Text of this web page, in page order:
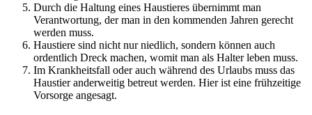
Durch die Haltung eines Haustieres übernimmt man
Verantwortung, der man in den kommenden Jahren gerecht
werden muss.
Haustiere sind nicht nur niedlich, sondern können auch
ordentlich Dreck machen, womit man als Halter leben muss.
Im Krankheitsfall oder auch während des Urlaubs muss das
Haustier anderweitig betreut werden. Hier ist eine frühzeitige
Vorsorge angesagt.